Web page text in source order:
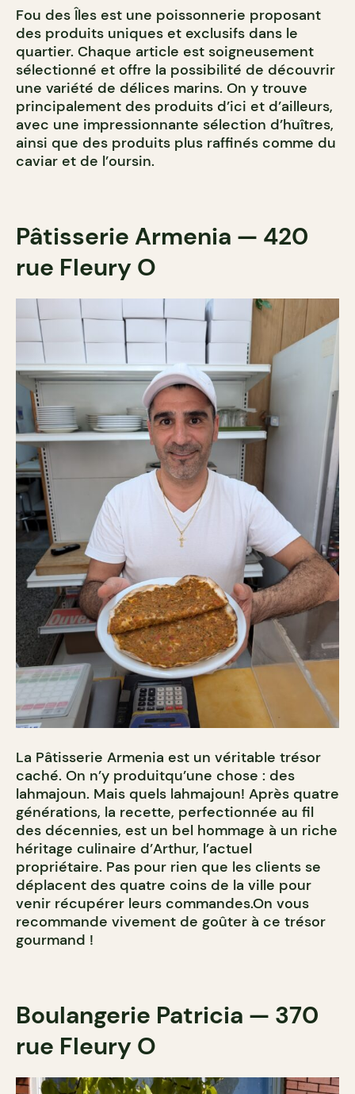
Fou des Îles est une poissonnerie proposant
des produits uniques et exclusifs dans le
quartier. Chaque article est soigneusement
sélectionné et offre la possibilité de découvrir
une variété de délices marins. On y trouve
principalement des produits d’ici et d’ailleurs,
avec une impressionnante sélection d’huîtres,
ainsi que des produits plus raffinés comme du
caviar et de l’oursin.
Pâtisserie Armenia — 420
rue Fleury O
La Pâtisserie Armenia est un véritable trésor
caché. On n’y produitqu’une chose : des
lahmajoun. Mais quels lahmajoun! Après quatre
générations, la recette, perfectionnée au fil
des décennies, est un bel hommage à un riche
héritage culinaire d’Arthur, l’actuel
propriétaire. Pas pour rien que les clients se
déplacent des quatre coins de la ville pour
venir récupérer leurs commandes.On vous
recommande vivement de goûter à ce trésor
gourmand !
Boulangerie Patricia — 370
rue Fleury O